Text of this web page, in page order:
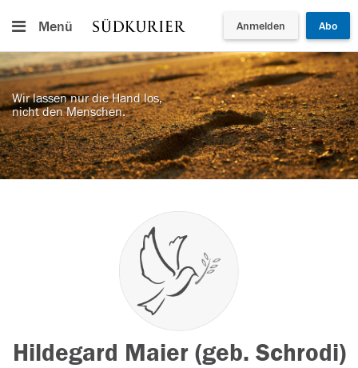
Menü Anmelden Abo
Wir lassen nur die Hand los,
nicht den Menschen.
Hildegard Maier (geb. Schrodi)